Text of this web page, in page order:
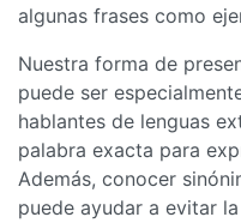
algunas frases como
Nuestra forma de
puede ser
hablantes de lenguas
palabra exacta para
Además, conocer
puede ayudar a evitar